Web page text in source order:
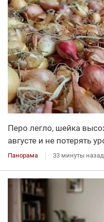
Перо легло, шейка
августе и не потерять
Панорама 33 минуты назад